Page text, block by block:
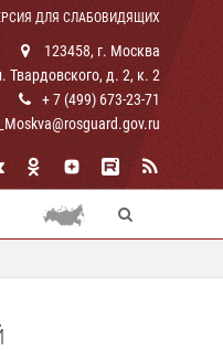
ДЛЯ СЛАБОВИДЯЩИХ
123458, г. Москва
Твардовского, д. 2, к. 2
+ 7 (499) 673-23-71